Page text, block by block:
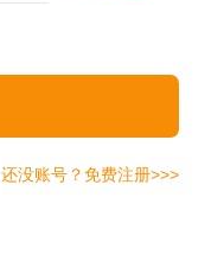
还没账号？免费注册>>>